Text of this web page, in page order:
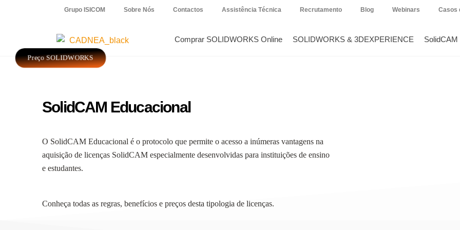
Grupo ISICOM Sobre Nós Contactos Assistência Técnica Recrutamento Blog Webinars Casos
Comprar SOLIDWORKS Online SOLIDWORKS & 3DEXPERIENCE SolidCAM
Preço SOLIDWORKS
SolidCAM Educacional
O SolidCAM Educacional é o protocolo que permite o acesso a inúmeras vantagens na
aquisição de licenças SolidCAM especialmente desenvolvidas para instituições de ensino
e estudantes.
Conheça todas as regras, benefícios e preços desta tipologia de licenças.